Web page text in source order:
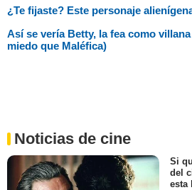
¿Te fijaste? Este personaje
Así se vería Betty, la fea como
miedo que Maléfica)
Noticias de cine
Si
del
esta